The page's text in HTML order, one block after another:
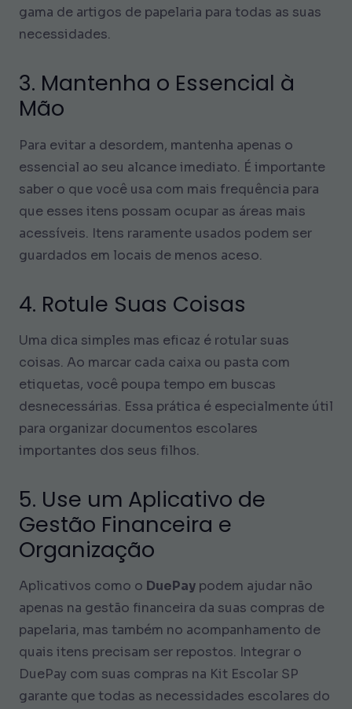
gama de artigos de papelaria para todas as suas
necessidades.
3. Mantenha o Essencial à
Mão
Para evitar a desordem, mantenha apenas o
essencial ao seu alcance imediato. É importante
saber o que você usa com mais frequência para
que esses itens possam ocupar as áreas mais
acessíveis. Itens raramente usados podem ser
guardados em locais de menos aceso.
4. Rotule Suas Coisas
Uma dica simples mas eficaz é rotular suas
coisas. Ao marcar cada caixa ou pasta com
etiquetas, você poupa tempo em buscas
desnecessárias. Essa prática é especialmente útil
para organizar documentos escolares
importantes dos seus filhos.
5. Use um Aplicativo de
Gestão Financeira e
Organização
Aplicativos como o DuePay podem ajudar não
apenas na gestão financeira da suas compras de
papelaria, mas também no acompanhamento de
quais itens precisam ser repostos. Integrar o
DuePay com suas compras na Kit Escolar SP
garante que todas as necessidades escolares do